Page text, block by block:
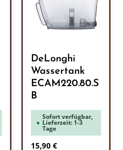
DeLonghi
Wassertank
ECAM220.80.S
B
Sofort verfügbar,
Lieferzeit: 1-3
Tage
Regulärer Preis:
15,90 €